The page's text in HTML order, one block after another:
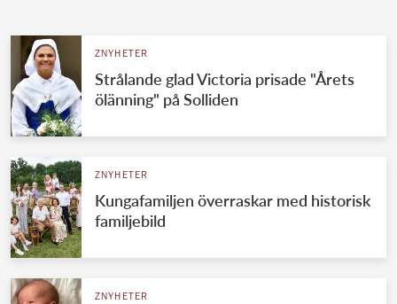
ZNYHETER
Strålande glad Victoria prisade "Årets
ölänning" på Solliden
ZNYHETER
Kungafamiljen överraskar med historisk
familjebild
ZNYHETER